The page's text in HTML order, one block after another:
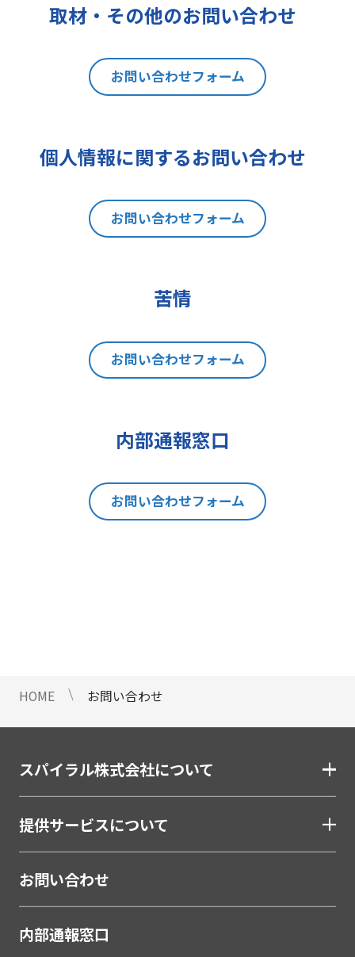
は、後述の消費者相談・苦情窓口に
本手続きにあたり、貴方がご本人で
あることを確認させて頂きますこと
をご了承下さい。
ご提出頂く個人情報について、開示
利を有します。
(1)取扱いの制限を要求する権利
(4)同意を撤回する権利
(5)GDPRの監督機関に不服を申し立
8 個人情報提出の任意性及び当該
情報を与えなかった場合に本人に生
にあたり、貴方の同意を得た場合に
す。但し、貴方の同意が頂けない場
合は、お問い合わせの回答、当社の
製品・サービスのご案内や当社が独
当社は、ご提出頂く個人情報につい
定を行いません。
10 当社Web サイトでのクッキー
（Cookie）の使用について
お客様がブラウザの設定でクッキー
の送受信を許可している場合、当社
Webサイトでクッキーまたは同種の
技術（Webビーコンなど）を使用し
て、お客様による当社Webサイトの
利用状況等のデータ（以下、「閲覧
取材・その他のお問い合わせ
お問い合わせフォーム
個人情報に関するお問い合わせ
お問い合わせフォーム
苦情
お問い合わせフォーム
内部通報窓口
お問い合わせフォーム
HOME お問い合わせ
スパイラル株式会社について
提供サービスについて
お問い合わせ
内部通報窓口